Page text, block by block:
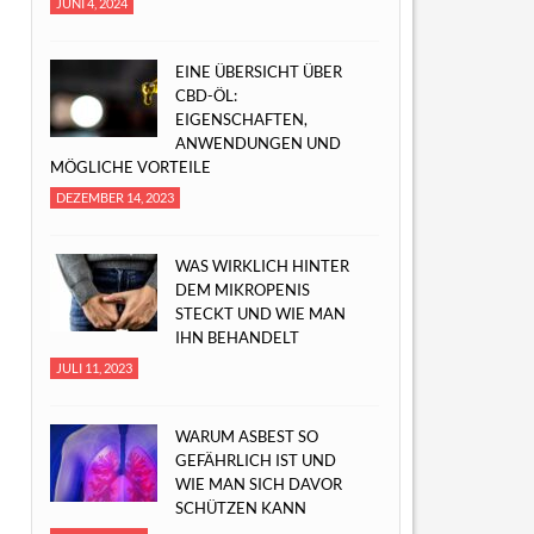
EINE ÜBERSICHT ÜBER
CBD-ÖL:
EIGENSCHAFTEN,
ANWENDUNGEN UND
MÖGLICHE VORTEILE
DEZEMBER 14, 2023
WAS WIRKLICH HINTER
DEM MIKROPENIS
STECKT UND WIE MAN
IHN BEHANDELT
JULI 11, 2023
WARUM ASBEST SO
GEFÄHRLICH IST UND
WIE MAN SICH DAVOR
SCHÜTZEN KANN